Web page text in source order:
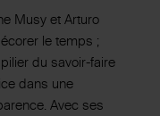
Musy et Arturo
le temps ;
du savoir-faire
dans une
Avec ses